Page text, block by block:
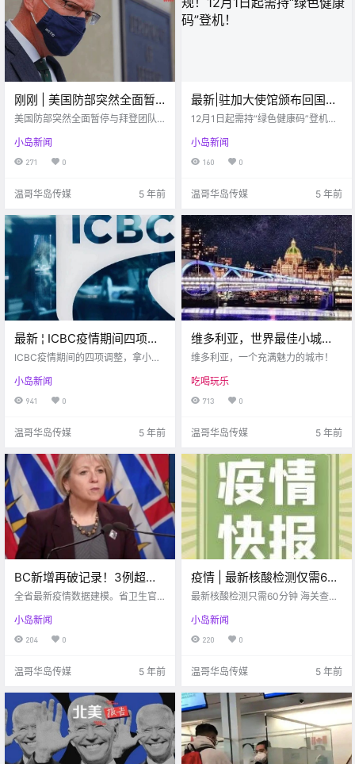
刚刚 | 美国防部突然全面暂
停与拜登团队过渡工作
美国防部突然全面暂停与拜登团队
小岛新闻
271 0
温哥华岛传媒 5 年前
最新|驻加大使馆颁布回国新
规！12月1日起需持“绿色健
12月1日起需持“绿色健康码”登机回
小岛新闻
160 0
温哥华岛传媒 5 年前
最新 ¦ ICBC疫情期间四项重
大调整 这些变化你get了
ICBC疫情期间的四项调整，拿小本
小岛新闻
941 0
温哥华岛传媒 5 年前
维多利亚，世界最佳小城
市！
维多利亚，一个充满魅力的城市！
吃喝玩乐
713 0
温哥华岛传媒 5 年前
BC新增再破记录！3例超级
传播曝光，大温多家超市药
全省最新疫情数据建模。省卫生官
例，11号至今天12号新增594例，今
天又创下单日新增最高纪录，之前
小岛新闻
204 0
温哥华岛传媒 5 年前
疫情 | 最新核酸检测仅需60
分钟；海关查获非法疫情物
抱”
最新核酸检测只需60分钟 海关查获
“隔空拥抱“”
小岛新闻
220 0
温哥华岛传媒 5 年前